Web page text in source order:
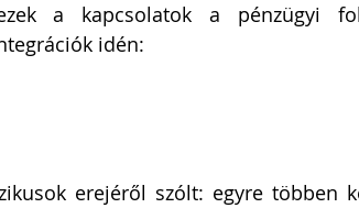
a kapcsolatok a pénzügyi
idén:
erejéről szólt: egyre többen